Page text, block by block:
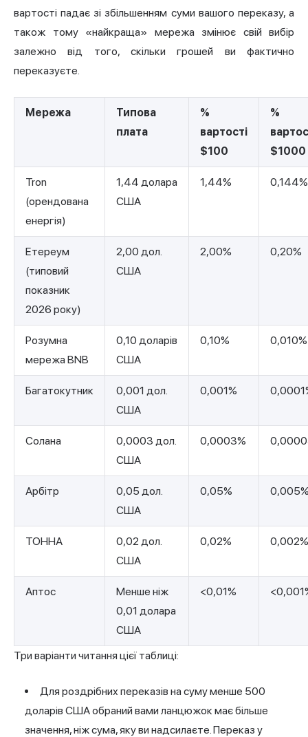
вартості падає зі збільшенням суми вашого переказу, а
також тому «найкраща» мережа змінює свій вибір
залежно від того, скільки грошей ви фактично
переказуєте.
Мережа
Типова
плата
%
вартості
$100
%
$1000
Tron
(орендована
енергія)
1,44 долара
США
1,44% 0,144%
Етереум
(типовий
показник
2026 року)
2,00 дол.
США
2,00% 0,20%
Розумна
мережа BNB
0,10 доларів
США
0,10% 0,010%
Багатокутник
0,001 дол.
США
0,001%
Солана
0,0003 дол.
США
0,0003%
Арбітр
0,05 дол.
США
0,05%
ТОННА
0,02 дол.
США
0,02% 0,002%
Аптос
Менше ніж
0,01 долара
США
<0,01%
Три варіанти читання цієї таблиці:
Для роздрібних переказів на суму менше 500
доларів США обраний вами ланцюжок має більше
значення, ніж сума, яку ви надсилаєте. Переказ у